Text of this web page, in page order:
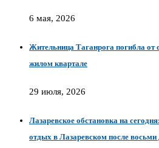
6 мая, 2026
Жительница Таганрога погибла от
жилом квартале
29 июля, 2026
Лазаревское обстановка на
отдых в Лазаревском после